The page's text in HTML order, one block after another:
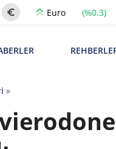
Euro (%0.3)
»